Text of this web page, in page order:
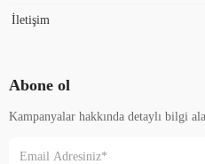
İletişim
Abone ol
Kampanyalar hakkında detaylı bilgi